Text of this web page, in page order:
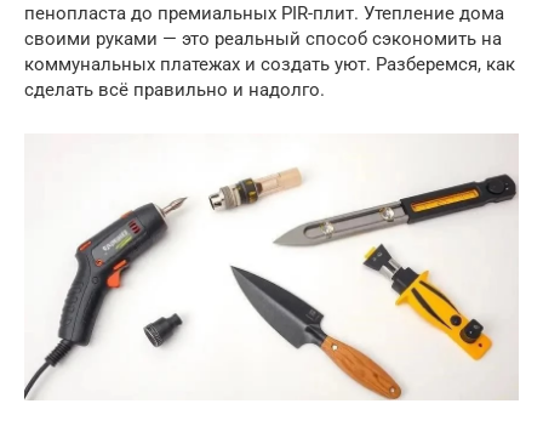
пенопласта до премиальных PIR-плит. Утепление дома
своими руками — это реальный способ сэкономить на
коммунальных платежах и создать уют. Разберемся, как
сделать всё правильно и надолго.